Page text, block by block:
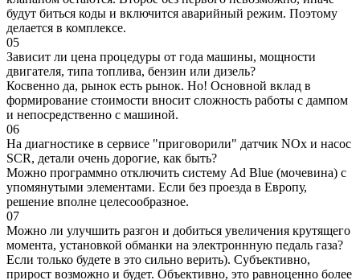
будут биться коды и включится аварийный режим. Поэтому
делается в комплексе.
05
Зависит ли цена процедуры от года машины, мощности
двигателя, типа топлива, бензин или дизель?
Косвенно да, рынок есть рынок. Но! Основной вклад в
формирование стоимости вносит сложность работы с дампом
и непосредственно с машиной.
06
На диагностике в сервисе "приговорили" датчик NOx и насос
SCR, детали очень дорогие, как быть?
Можно программно отключить систему Ad Blue (мочевина) с
упомянутыми элементами. Если без проезда в Европу,
решение вполне целесообразное.
07
Можно ли улучшить разгон и добиться увеличения крутящего
момента, установкой обманки на электроннную педаль газа?
Если только будете в это сильно верить). Субъективно,
прирост возможно и будет. Объективно, это равноценно более